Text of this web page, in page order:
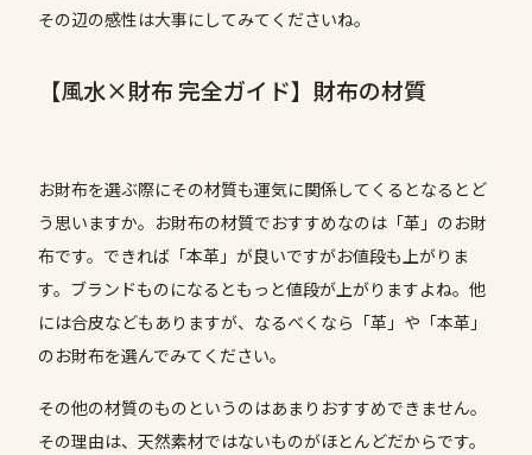
その辺の感性は大事にしてみてくださいね。
【風水×財布 完全ガイド】財布の材質
お財布を選ぶ際にその材質も運気に関係してくるとなるとど
う思いますか。お財布の材質でおすすめなのは「革」のお財
布です。できれば「本革」が良いですがお値段も上がりま
す。ブランドものになるともっと値段が上がりますよね。他
には合皮などもありますが、なるべくなら「革」や「本革」
のお財布を選んでみてください。
その他の材質のものというのはあまりおすすめできません。
その理由は、天然素材ではないものがほとんどだからです。